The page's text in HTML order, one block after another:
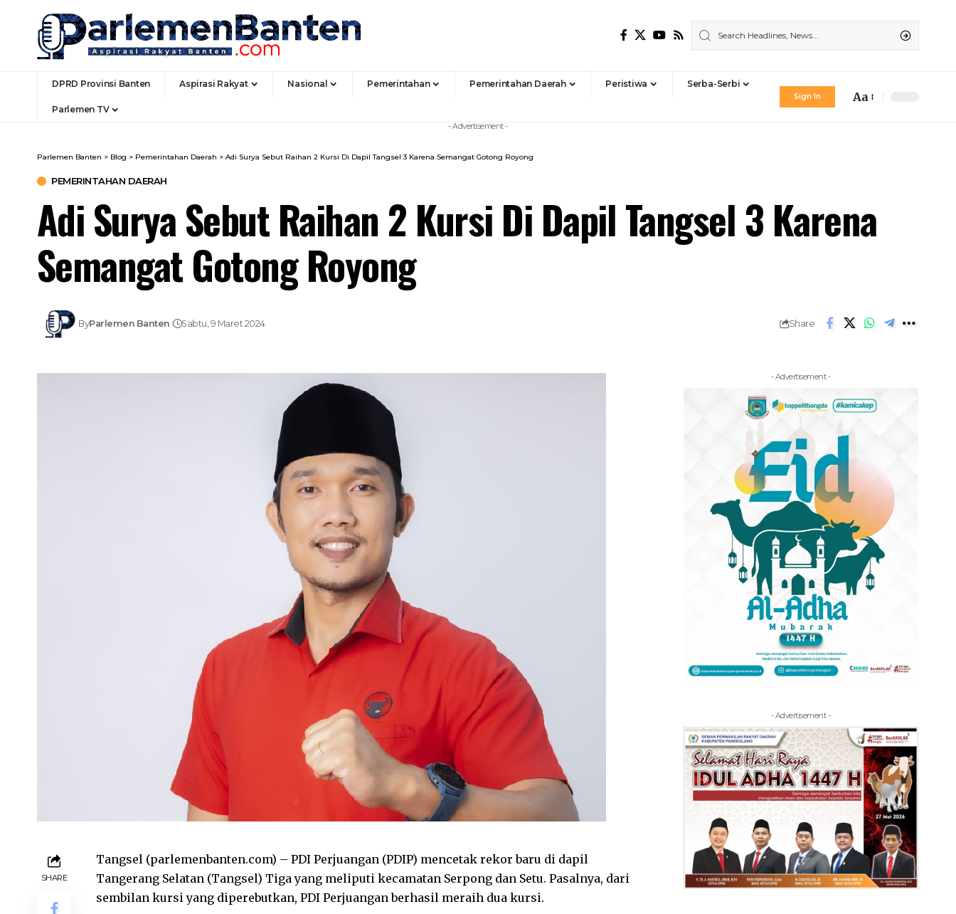
DPRD Provinsi Banten Aspirasi Rakyat Nasional Pemerintahan Pemerintahan Daerah Peristiwa Serba-Serbi
Parlemen TV
Sign In
Font
Aa
- Advertisement -
Parlemen Banten > Blog > Pemerintahan Daerah > Adi Surya Sebut Raihan 2 Kursi Di Dapil Tangsel 3 Karena Semangat Gotong Royong
PEMERINTAHAN DAERAH
Adi Surya Sebut Raihan 2 Kursi Di Dapil Tangsel 3 Karena
Semangat Gotong Royong
ByParlemen Banten Sabtu, 9 Maret 2024 Share
SHARE
Tangsel (parlemenbanten.com) – PDI Perjuangan (PDIP) mencetak rekor baru di dapil
Tangerang Selatan (Tangsel) Tiga yang meliputi kecamatan Serpong dan Setu. Pasalnya, dari
sembilan kursi yang diperebutkan, PDI Perjuangan berhasil meraih dua kursi.
- Advertisement -
- Advertisement -